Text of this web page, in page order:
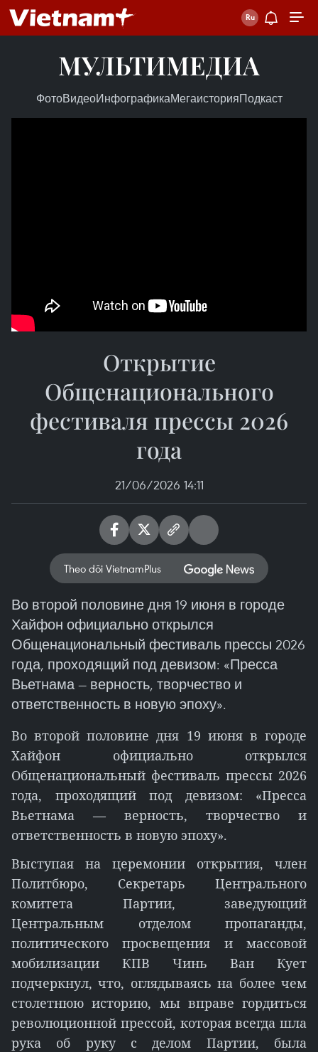
МУЛЬТИМЕДИА
ФотоВидеоИнфографикаМегаисторияПодкаст
Открытие
Общенационального
фестиваля прессы 2026
года
21/06/2026 14:11
Theo dõi VietnamPlus
Во второй половине дня 19 июня в городе
Хайфон официально открылся
Общенациональный фестиваль прессы 2026
года, проходящий под девизом: «Пресса
Вьетнама — верность, творчество и
ответственность в новую эпоху».
Во второй половине дня 19 июня в городе
Хайфон официально открылся
Общенациональный фестиваль прессы 2026
года, проходящий под девизом: «Пресса
Вьетнама — верность, творчество и
ответственность в новую эпоху».
Выступая на церемонии открытия, член
Политбюро, Секретарь Центрального
комитета Партии, заведующий
Центральным отделом пропаганды,
политического просвещения и массовой
мобилизации КПВ Чинь Ван Кует
подчеркнул, что, оглядываясь на более чем
столетнюю историю, мы вправе гордиться
революционной прессой, которая всегда шла
рука об руку с делом Партии, была